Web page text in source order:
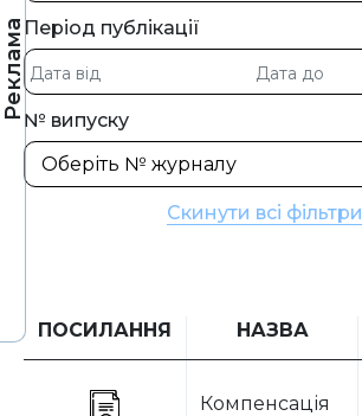
РекламаПеріод публікації
№ випуску
Скинути всі фільтри
ПОСИЛАННЯ НАЗВА
Компенсація